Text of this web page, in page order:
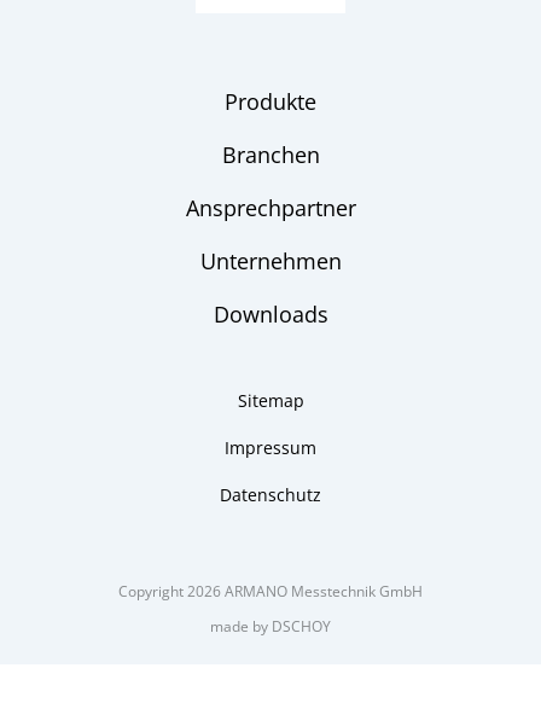
Produkte
Branchen
Ansprechpartner
Unternehmen
Downloads
Sitemap
Impressum
Datenschutz
Copyright 2026 ARMANO Messtechnik GmbH
made by DSCHOY